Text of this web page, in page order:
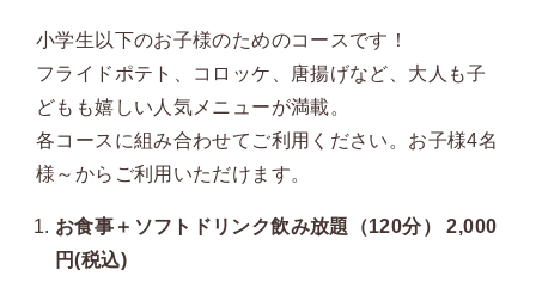
小学生以下のお子様のためのコースです！
フライドポテト、コロッケ、唐揚げなど、大人も子
どもも嬉しい人気メニューが満載。
各コースに組み合わせてご利用ください。お子様4名
様～からご利用いただけます。
お食事＋ソフトドリンク飲み放題（120分） 2,000
円(税込)